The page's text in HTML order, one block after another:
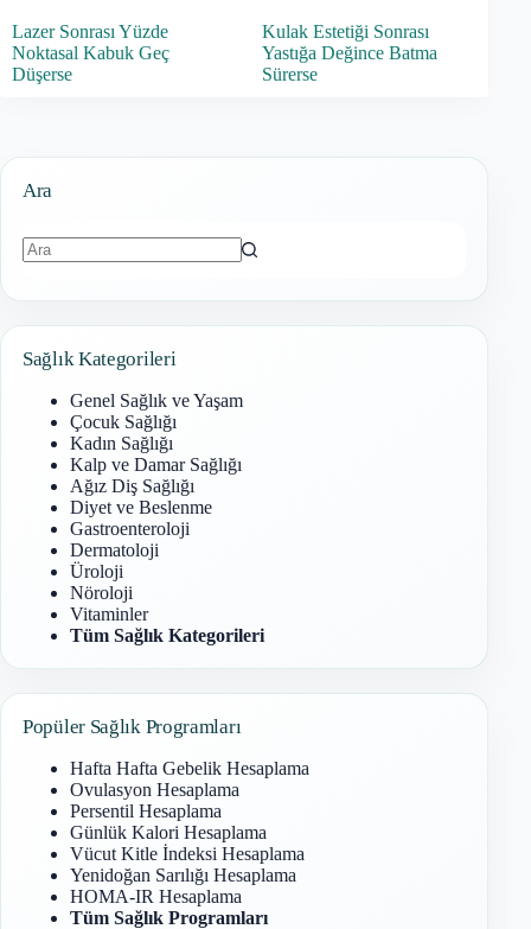
Lazer Sonrası Yüzde
Noktasal Kabuk Geç
Düşerse
Kulak Estetiği Sonrası
Yastığa Değince Batma
Sürerse
Ara
Sağlık Kategorileri
Genel Sağlık ve Yaşam
Çocuk Sağlığı
Kadın Sağlığı
Kalp ve Damar Sağlığı
Ağız Diş Sağlığı
Diyet ve Beslenme
Gastroenteroloji
Dermatoloji
Üroloji
Nöroloji
Vitaminler
Tüm Sağlık Kategorileri
Popüler Sağlık Programları
Hafta Hafta Gebelik Hesaplama
Ovulasyon Hesaplama
Persentil Hesaplama
Günlük Kalori Hesaplama
Vücut Kitle İndeksi Hesaplama
Yenidoğan Sarılığı Hesaplama
HOMA-IR Hesaplama
Tüm Sağlık Programları